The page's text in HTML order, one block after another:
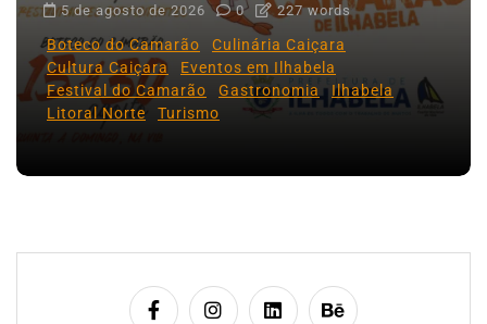
5 de agosto de 2026 0 227 words
Boteco do Camarão
Culinária Caiçara
Cultura Caiçara
Eventos em Ilhabela
Festival do Camarão
Gastronomia
Ilhabela
Litoral Norte
Turismo